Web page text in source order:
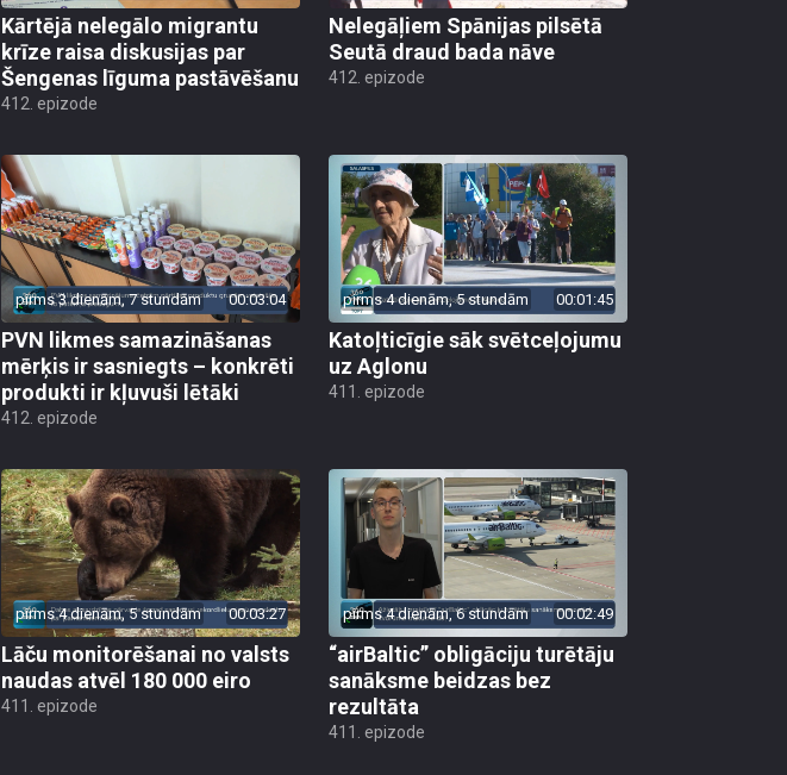
Kārtējā nelegālo migrantu
krīze raisa diskusijas par
Šengenas līguma pastāvēšanu
412. epizode
Nelegāļiem Spānijas pilsētā
Seutā draud bada nāve
412. epizode
pirms 3 dienām, 7 stundām 00:03:04
PVN likmes samazināšanas
mērķis ir sasniegts – konkrēti
produkti ir kļuvuši lētāki
412. epizode
pirms 4 dienām, 5 stundām 00:01:45
Katoļticīgie sāk svētceļojumu
uz Aglonu
411. epizode
pirms 4 dienām, 5 stundām 00:03:27
Lāču monitorēšanai no valsts
naudas atvēl 180 000 eiro
411. epizode
pirms 4 dienām, 6 stundām 00:02:49
“airBaltic” obligāciju turētāju
sanāksme beidzas bez
rezultāta
411. epizode